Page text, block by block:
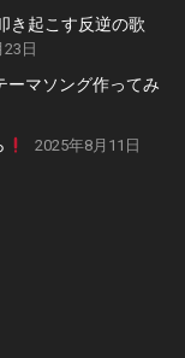
き起こす反逆の歌
日
ーマソング作ってみ
2025年8月11日